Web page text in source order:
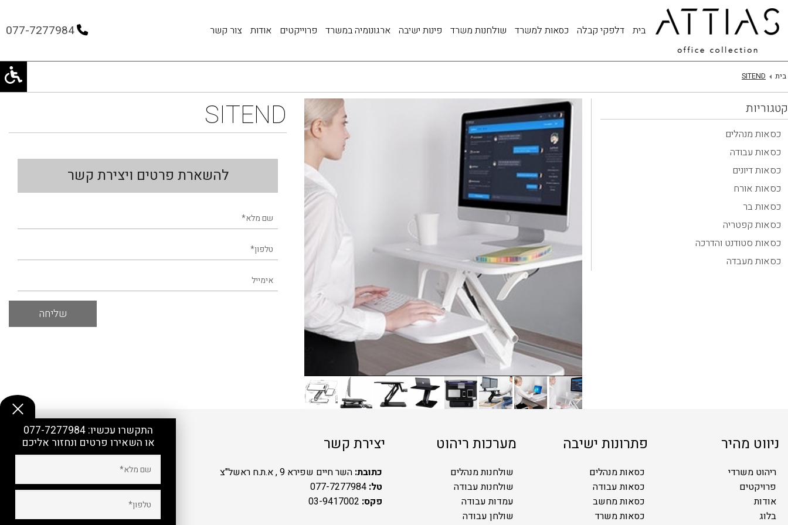
בית דלפקי קבלה כסאות למשרד שולחנות משרד פינות ישיבה ארגונומיה במשרד פרוייקטים אודות צור קשר 077-7277984
התקשרו עכשיו: 077-7277984
או השאירו פרטים ונחזור אליכם
בית SITEND
קטגוריות
כסאות מנהלים
כסאות עבודה
כסאות דיונים
כסאות אורח
כסאות בר
כסאות קפטריה
כסאות סטודנט והדרכה
כסאות מעבדה
SITEND
להשארת פרטים ויצירת קשר
ניווט מהיר
ריהוט משרדי
פרויקטים
אודות
בלוג
פתרונות ישיבה
כסאות מנהלים
כסאות עבודה
כסאות מחשב
כסאות משרד
מערכות ריהוט
שולחנות מנהלים
שולחנות עבודה
עמדות עבודה
שולחן עבודה
יצירת קשר
כתובת: השר חיים שפירא 9 , א.ת.ח ראשל"צ
טל: 077-7277984
פקס: